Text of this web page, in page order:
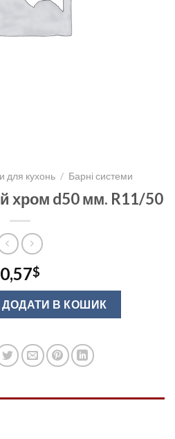
для кухонь / Барні системи
хром d50 мм. R11/50
0,57$
хром d50 мм. R11/50 кількість
ДОДАТИ В КОШИК